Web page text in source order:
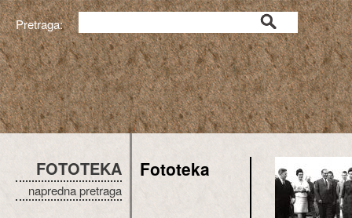
Pretraga:
FOTOTEKA
napredna pretraga
Fototeka